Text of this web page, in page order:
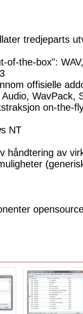
tredjeparts
of-the-box":
offisielle
WavPack,
on-the-
NT
håndtering av